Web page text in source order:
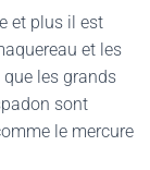
et plus il est
et les
les grands
sont
le mercure